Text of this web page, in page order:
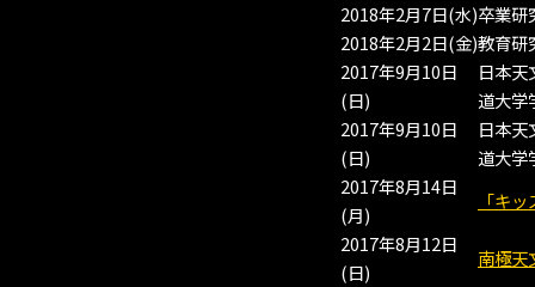
2018年2月7日(水)卒業研
2018年2月2日(金)教育研
2017年9月10日
(日)
日本
道大学
2017年9月10日
(日)
日本
道大学
2017年8月14日
(月)
「キ
2017年8月12日
(日)
南極天